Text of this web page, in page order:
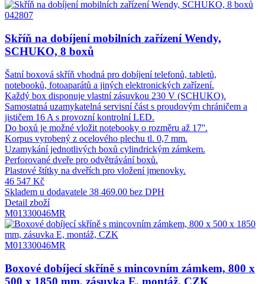
042807
Skříň na dobíjení mobilních zařízení Wendy,
SCHUKO, 8 boxů
Šatní boxová skříň vhodná pro dobíjení telefonů, tabletů,
notebooků, fotoaparátů a jiných elektronických zařízení.
Každý box disponuje vlastní zásuvkou 230 V (SCHUKO).
Samostatná uzamykatelná servisní část s proudovým chráničem a
jističem 16 A s provozní kontrolní LED.
Do boxů je možné vložit notebooky o rozměru až 17''.
Korpus vyrobený z ocelového plechu tl. 0,7 mm.
Uzamykání jednotlivých boxů cylindrickým zámkem.
Perforované dveře pro odvětrávání boxů.
Plastové štítky na dveřích pro vložení jmenovky.
46 547 Kč
Skladem u dodavatele 38 469.00 bez DPH
Detail zboží
M01330046MR
M01330046MR
Boxové dobíjecí skříně s mincovním zámkem, 800 x
500 x 1850 mm, zásuvka E, montáž, CZK